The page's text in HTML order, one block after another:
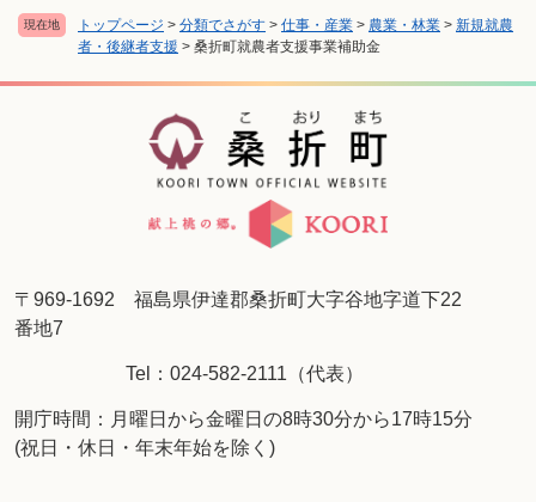
現在地 トップページ > 分類でさがす > 仕事・産業 > 農業・林業 > 新規就農
者・後継者支援 > 桑折町就農者支援事業補助金
〒969-1692 福島県伊達郡桑折町大字谷地字道下22
番地7
Tel：024-582-2111（代表）
開庁時間：月曜日から金曜日の8時30分から17時15分
(祝日・休日・年末年始を除く)